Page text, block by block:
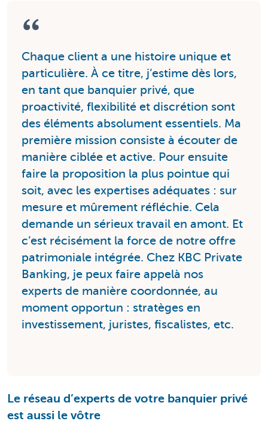
Chaque client a une histoire unique et
particulière. À ce titre, j’estime dès lors,
en tant que banquier privé, que
proactivité, flexibilité et discrétion sont
des éléments absolument essentiels. Ma
première mission consiste à écouter de
manière ciblée et active. Pour ensuite
faire la proposition la plus pointue qui
soit, avec les expertises adéquates : sur
mesure et mûrement réfléchie. Cela
demande un sérieux travail en amont. Et
c’est récisément la force de notre offre
patrimoniale intégrée. Chez KBC Private
Banking, je peux faire appelà nos
experts de manière coordonnée, au
moment opportun : stratèges en
investissement, juristes, fiscalistes, etc.
Le réseau d’experts de votre banquier privé
est aussi le vôtre